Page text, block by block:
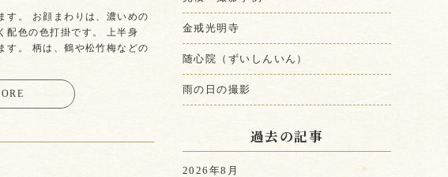
す。 お顔まわりは、濃いめの
配色の色打掛です。 上半身
す。 柄は、鶴や松竹梅などの
金戒光明寺
随心院（ずいしんいん）
雨の日の撮影
過去の記事
2026年8月